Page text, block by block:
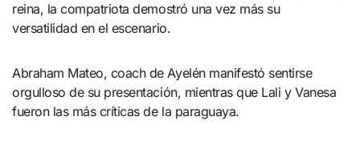
reina, la compatriota demostró una vez más su
versatilidad en el escenario.
Abraham Mateo, coach de Ayelén manifestó sentirse
orgulloso de su presentación, mientras que Lali y Vanesa
fueron las más críticas de la paraguaya.